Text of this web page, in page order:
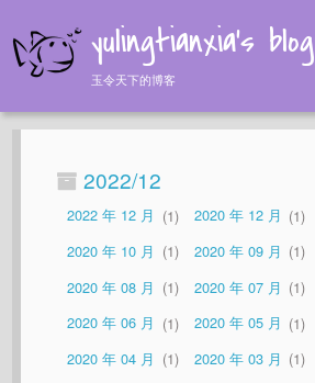
yulingtianxia's blog
玉令天下的博客
Home
Tags
About
2022/12
2022 年 12 月 1 2020 年 12 月
1
2020 年 10 月
1 2020 年 09 月
1
2020 年 08 月
1 2020 年 07 月
1
2020 年 06 月
1 2020 年 05 月
1
2020 年 04 月
1 2020 年 03 月
1